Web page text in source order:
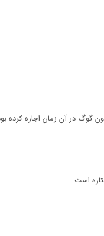
گوگ در آن زمان اجاره
است.